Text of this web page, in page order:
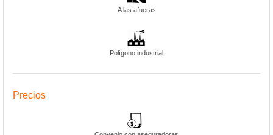
A las afueras
Polígono industrial
Precios